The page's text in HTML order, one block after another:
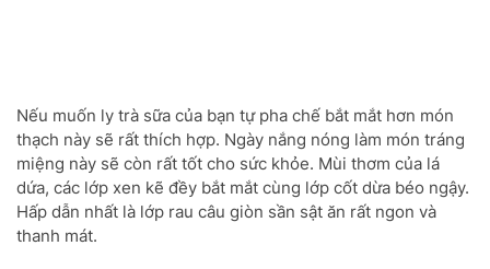
Nếu muốn ly trà sữa của bạn tự pha chế bắt mắt hơn món
thạch này sẽ rất thích hợp. Ngày nắng nóng làm món tráng
miệng này sẽ còn rất tốt cho sức khỏe. Mùi thơm của lá
dứa, các lớp xen kẽ đềy bắt mắt cùng lớp cốt dừa béo ngậy.
Hấp dẫn nhất là lớp rau câu giòn sần sật ăn rất ngon và
thanh mát.